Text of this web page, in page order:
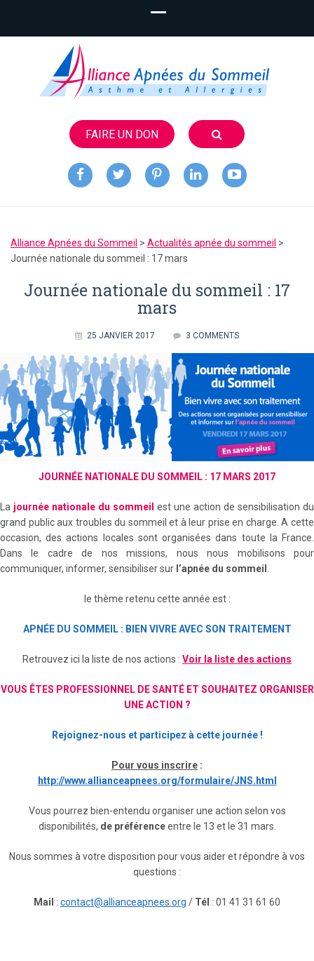
FAIRE UN DON
Alliance
Apnées du
Sommeil
Alliance Apnées du Sommeil > Actualités apnée du sommeil >
Journée nationale du sommeil : 17 mars
Journée nationale du sommeil : 17
mars
25 JANVIER 2017 3 COMMENTS
JOURNÉE NATIONALE DU SOMMEIL : 17 MARS 2017
La journée nationale du sommeil est une action de sensibilisation du
grand public aux troubles du sommeil et à leur prise en charge. A cette
occasion, des actions locales sont organisées dans toute la France.
Dans le cadre de nos missions, nous nous mobilisons pour
communiquer, informer, sensibiliser sur l’apnée du sommeil
le thème retenu cette année est :
APNÉE DU SOMMEIL : BIEN VIVRE AVEC SON TRAITEMENT
Retrouvez ici la liste de nos actions : Voir la liste des actions
VOUS ÊTES PROFESSIONNEL DE SANTÉ ET SOUHAITEZ ORGANISER
UNE ACTION ?
Rejoignez-nous et participez à cette journée !
Pour vous inscrire :
http://www.allianceapnees.org/formulaire/JNS.html
Vous pourrez bien-entendu organiser une action selon vos
disponibilités, de préférenceentre le 13 et le 31 mars.
Nous sommes à votre disposition pour vous aider et répondre à vos
questions :
Mail : contact@allianceapnees.org / Tél : 01 41 31 61 60